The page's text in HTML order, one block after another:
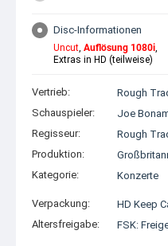
Disc-Informationen
Uncut, Auflösung 1080i,
Extras in HD (teilweise)
Vertrieb:
Rough
Schauspieler:
Joe
Regisseur:
Rough
Produktion:
Kategorie:
Konzerte
Verpackung:
HD Keep
Altersfreigabe:
FSK: